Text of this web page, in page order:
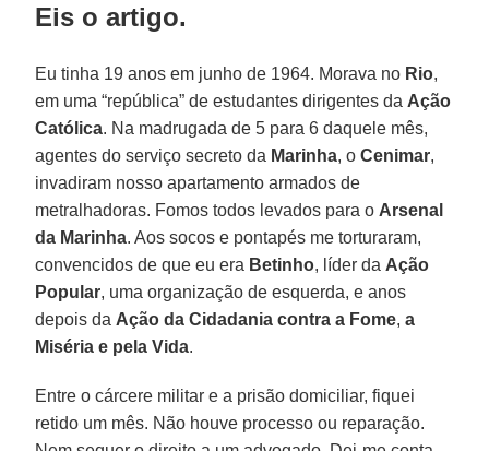
Eis o artigo.
Eu tinha 19 anos em junho de 1964. Morava no Rio,
em uma “república” de estudantes dirigentes da Ação
Católica. Na madrugada de 5 para 6 daquele mês,
agentes do serviço secreto da Marinha, oCenimar,
invadiram nosso apartamento armados de
metralhadoras. Fomos todos levados para o Arsenal
da Marinha. Aos socos e pontapés me torturaram,
convencidos de que eu era Betinho, líder da Ação
Popular, uma organização de esquerda, e anos
depois da Ação da Cidadania contra a Fome,a
Miséria e pela Vida.
Entre o cárcere militar e a prisão domiciliar, fiquei
retido um mês. Não houve processo ou reparação.